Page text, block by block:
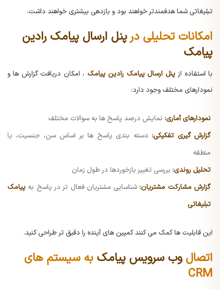
تبلیغاتی شما هدفمندتر خواهند بود و بازدهی بیشتری خواهند داشت.
امکانات تحلیلی درپنل ارسال پیامک رادین
پیامک
با استفاده ازپنل ارسال پیامک رادین پیامک ، امکان دریافت گزارش ها و
نمودارهای مختلف وجود دارد:
نمودارهای آماری: نمایش درصد پاسخ ها به سوالات مختلف
گزارش گیری تفکیکی:دسته بندی پاسخ ها بر اساس سن، جنسیت، یا
منطقه
تحلیل روندی: بررسی تغییر بازخوردها در طول زمان
گزارش مشارکت مشتریان:شناسایی مشتریان فعال تر در پاسخ به پیامک
تبلیغاتی
این قابلیت ها کمک می کنند کمپین های آینده را دقیق تر طراحی کنید.
اتصالوب سرویس پیامک به سیستم های
CRM